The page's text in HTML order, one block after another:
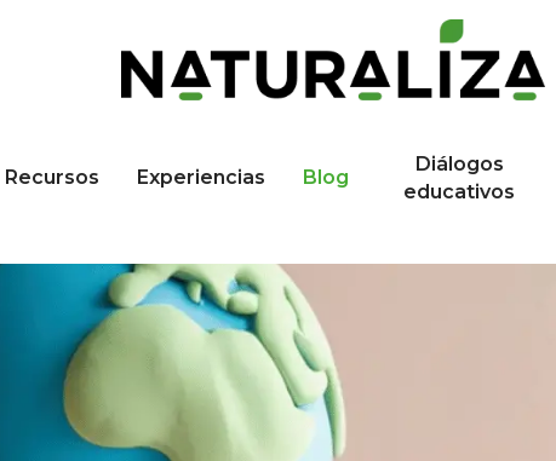
Recursos Experiencias Blog
Diálogos
educativos